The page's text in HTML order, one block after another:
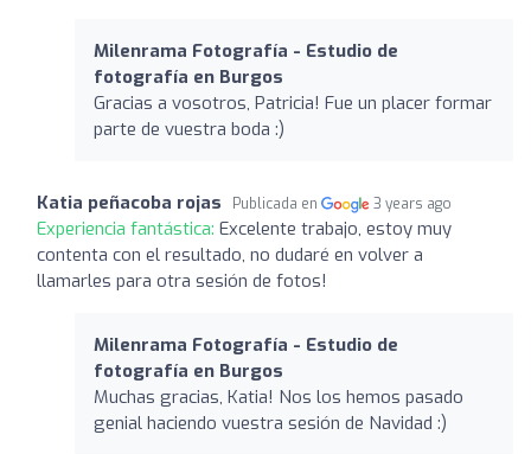
Milenrama Fotografía - Estudio de
fotografía en Burgos
Gracias a vosotros, Patricia! Fue un placer formar
parte de vuestra boda :)
Katia peñacoba rojas Publicada en 3 years ago
Experiencia fantástica: Excelente trabajo, estoy muy
contenta con el resultado, no dudaré en volver a
llamarles para otra sesión de fotos!
Milenrama Fotografía - Estudio de
fotografía en Burgos
Muchas gracias, Katia! Nos los hemos pasado
genial haciendo vuestra sesión de Navidad :)